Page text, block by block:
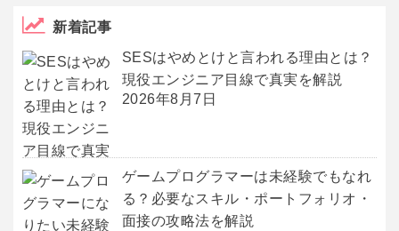
新着記事
SESはやめとけと言われる理由とは？
現役エンジニア目線で真実を解説
2026年8月7日
ゲームプログラマーは未経験でもなれ
る？必要なスキル・ポートフォリオ・
面接の攻略法を解説